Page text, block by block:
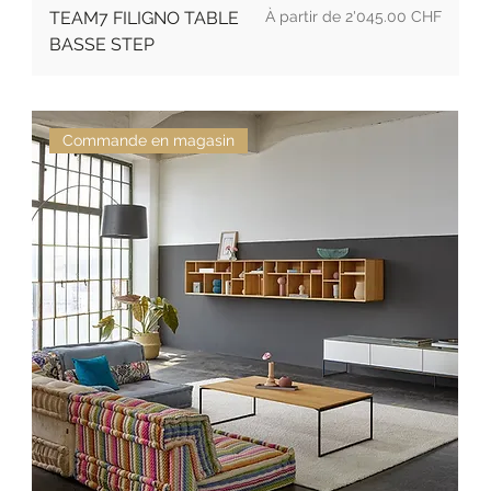
TEAM7 FILIGNO TABLE
BASSE STEP
Prix 2'045.00 CHF
Commande en magasin